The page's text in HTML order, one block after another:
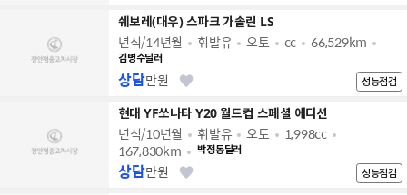
쉐보레(대우) 스파크 가솔린 LS
년식/14년월 휘발유 오토 cc 66,529km
김병수딜러
성능점검
상담만원
현대 YF쏘나타 Y20 월드컵 스페셜 에디션
년식/10년월 휘발유 오토
1,998cc
167,830km
박정동딜러
성능점검
상담만원